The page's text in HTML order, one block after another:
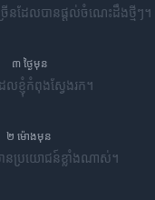
នដែលបានផ្តល់ចំណេះដឹងថ្មីៗ។
៣ ថ្ងៃមុន
លខ្ញុំកំពុងស្វែងរក។
២ ម៉ោងមុន
ានប្រយោជន៍ខ្លាំងណាស់។